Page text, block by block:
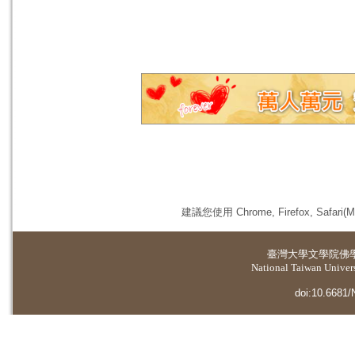
建議您使用 Chrome, Firefox,
臺灣大學文學院佛
National Taiwan
doi:10.6681/